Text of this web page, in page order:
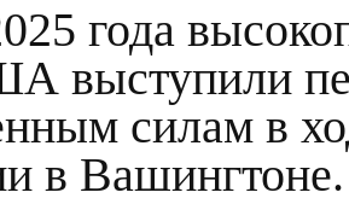
года
выступили
силам в
в Вашингтоне.